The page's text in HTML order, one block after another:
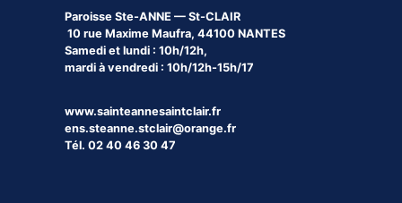
Paroisse Ste-ANNE — St-CLAIR
10 rue Maxime Maufra, 44100 NANTES
Samedi et lundi : 10h/12h,
mardi à vendredi : 10h/12h-15h/17
www.sainteannesaintclair.fr
ens.steanne.stclair@orange.fr
Tél. 02 40 46 30 47